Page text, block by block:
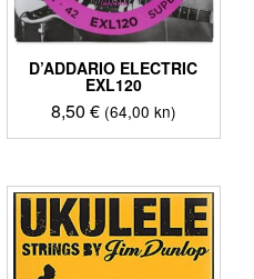
D’ADDARIO ELECTRIC
EXL120
8,50 € (64,00 kn)